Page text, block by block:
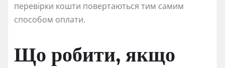
перевірки кошти повертаються тим самим
способом оплати.
Що робити, якщо